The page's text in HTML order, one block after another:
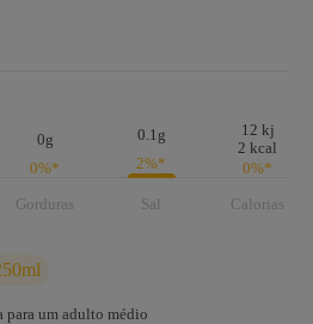
0g
0%*
Gorduras
0.1g
2%*
Sal
12 kj
2 kcal
0%*
Calorias
para um adulto médio